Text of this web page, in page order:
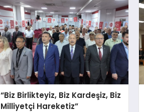
“Biz Birlikteyiz, Biz Kardeşiz, Biz
Milliyetçi Hareketiz”